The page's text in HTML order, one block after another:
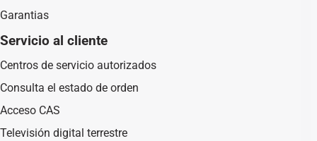
Garantias
Servicio al cliente
Centros de servicio autorizados
Consulta el estado de orden
Acceso CAS
Televisión digital terrestre